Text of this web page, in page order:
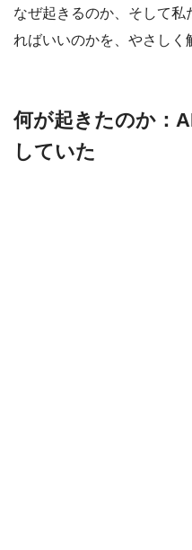
なぜ起きるのか、そして
ればいいのかを、やさしく
何が起きたのか：
していた